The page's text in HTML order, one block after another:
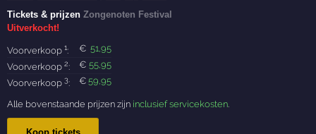
Tickets & prijzenZongenoten Festival
Uitverkocht!
Voorverkoop1: € 51,95
Voorverkoop2: € 55,95
Voorverkoop3: €59,95
Alle bovenstaande prijzen zijn inclusief servicekosten